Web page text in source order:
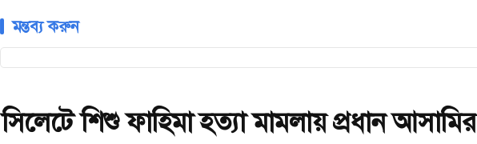
মন্তব্য করুন
সিলেটে শিশু ফাহিমা হত্যা মামলায় প্রধান আসামির